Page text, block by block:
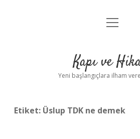
Anasayfa
Yasal Uyarı
menüyü
Kapı ve
Yeni başlangıçlara ilham
Etiket: Üslup TDK ne demek